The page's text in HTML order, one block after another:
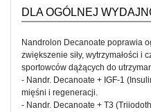
DLA OGÓLNEJ
Nandrolon Decanoate poprawia
zwiększenie siły, wytrzymałości i
sportowców dążących do
- Nandr. Decanoate + IGF-1
mięśni i regeneracji.
- Nandr. Decanoate + T3